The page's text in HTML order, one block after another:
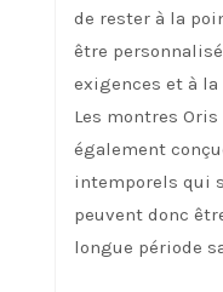
de rester à la
être
exigences et à
Les montres
également
intemporels qui
peuvent donc
longue période